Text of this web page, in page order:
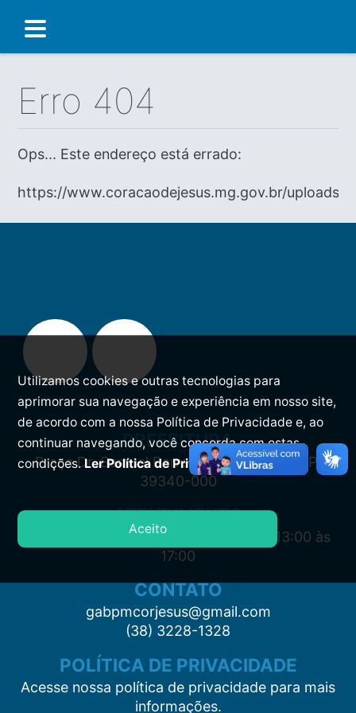
Erro 404
Ops... Este endereço está errado:
https://www.coracaodejesus.mg.gov.br/uploads/
PREFEITURA
Praça Dr. Samuel Barreto, s/n, Centro CEP:
39340-000
ATENDIMENTO
Segunda à Sexta: 7:00 às 11:00 e das 13:00 às
17:00
CONTATO
gabpmcorjesus@gmail.com
(38) 3228-1328
POLÍTICA DE PRIVACIDADE
Acesse nossa política de privacidade para mais
informações.
Utilizamos cookies e outras tecnologias para
aprimorar sua navegação e experiência em nosso site,
de acordo com a nossa Política de Privacidade e, ao
continuar navegando, você concorda com estas
condições.Ler Política de Privacidade.
Aceito